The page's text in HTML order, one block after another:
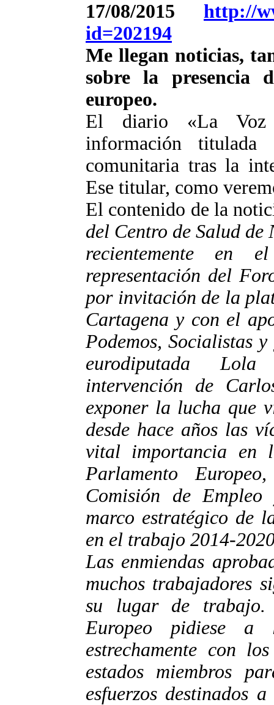
17/08/2015 http://
id=202194
Me llegan noticias,
sobre la presencia
europeo.
El diario «La Voz
información
comunitaria tras la
Ese titular, como
El contenido de la
del Centro de Salud
recientemente en
representación del
por invitación de la
Cartagena y con el
Podemos, Socialistas
eurodiputada
intervención de
exponer la lucha que
desde hace años las
vital importancia en
Parlamento
Comisión de
marco estratégico de
en el trabajo 2014-
Las enmiendas
muchos trabajadores
su lugar de
Europeo pidiese a
estrechamente con
estados miembros
esfuerzos destinados